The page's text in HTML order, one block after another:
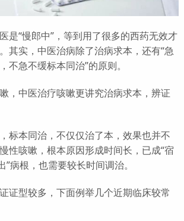
“慢郎中”，等到用了很多的西药无效才
其实，中医治病除了治病求本，还有“急
不急不缓标本同治”的原则。
中医治疗咳嗽更讲究治病求本，辨证
本同治，不仅仅治了本，效果也并不
性咳嗽，根本原因形成时间长，已成“宿
”病根，也需要较长时间调治。
型较多，下面例举几个近期临床较常